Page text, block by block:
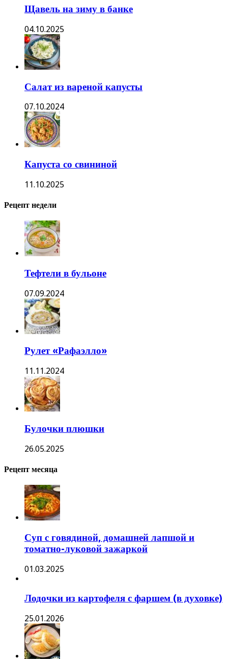
Щавель на зиму в банке
04.10.2025
Салат из вареной капусты
07.10.2024
Капуста со свининой
11.10.2025
Рецепт недели
Тефтели в бульоне
07.09.2024
Рулет «Рафаэлло»
11.11.2024
Булочки плюшки
26.05.2025
Рецепт месяца
Суп с говядиной, домашней лапшой и
томатно-луковой зажаркой
01.03.2025
Лодочки из картофеля с фаршем (в духовке)
25.01.2026